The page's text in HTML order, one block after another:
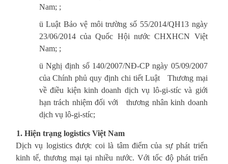
Nam; ;
ü Luật Bảo vệ môi trường số 55/2014/QH13 ngày
23/06/2014 của Quốc Hội nước CHXHCN Việt
Nam; ;
ü Nghị định số 140/2007/NĐ-CP ngày 05/09/2007
của Chính phủ quy định chi tiết Luật Thương mại
về điều kiện kinh doanh dịch vụ lô-gi-stíc và giới
hạn trách nhiệm đối với thương nhân kinh doanh
dịch vụ lô-gi-stíc;
1. Hiện trạng logistics Việt Nam
Dịch vụ logistics được coi là tâm điểm của sự phát triển
kinh tế, thương mại tại nhiều nước. Với tốc độ phát triển